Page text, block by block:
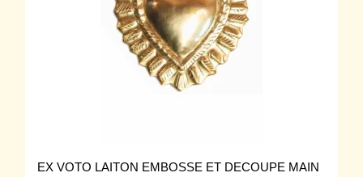
EX VOTO LAITON EMBOSSE ET DECOUPE MAIN